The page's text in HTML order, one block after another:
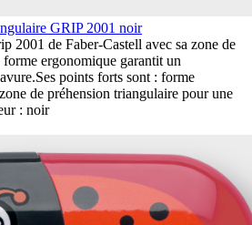
GRIP 2001 noir
2001 de Faber-Castell avec sa zone de
ergonomique garantit un
points forts sont : forme
de préhension triangulaire pour une
: noir